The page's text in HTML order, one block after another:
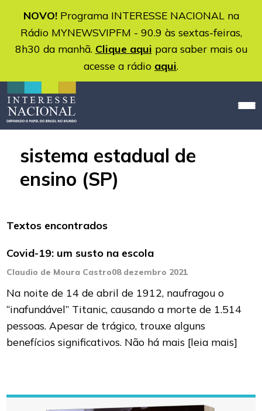
NOVO!Programa INTERESSE NACIONAL na
Rádio MYNEWSVIPFM - 90.9 às sextas-feiras,
8h30 da manhã. Clique aqui para saber mais ou
acesse a rádio aqui.
sistema estadual de
ensino (SP)
Textos encontrados
Covid-19: um susto na escola
Claudio de Moura Castro08 dezembro 2021
Na noite de 14 de abril de 1912, naufragou o
“inafundável” Titanic, causando a morte de 1.514
pessoas. Apesar de trágico, trouxe alguns
benefícios significativos. Não há mais [leia mais]